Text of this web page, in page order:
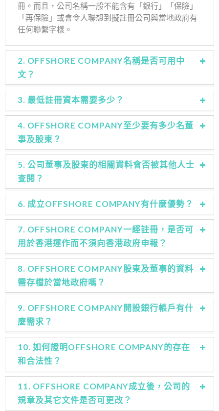
冊。而且，公司名稱一般不能含有「銀行」「保險」
「再保險」或會令人聯想到擬註冊公司與當地政府有
任何聯繫字樣。
2. OFFSHORE COMPANY名稱是否可用中
文？
3. 最低註冊資本需要多少？
4. OFFSHORE COMPANY至少要有多少名董
事及股東？
5. 公司董事及股東的相關資料會否被其他人士
查閱？
6. 成立OFFSHORE COMPANY有什麼優勢？
7. OFFSHORE COMPANY一經註冊，是否可
用於香港運作而不須向香港政府申報？
8. OFFSHORE COMPANY股東及董事的資料
需存檔於當地政府嗎？
9. OFFSHORE COMPANY開設銀行帳戶有什
麼需求？
10. 如何證明OFFSHORE COMPANY的存在
和合法性？
11. OFFSHORE COMPANY成立後，公司的
規章及其它文件是否可更改？